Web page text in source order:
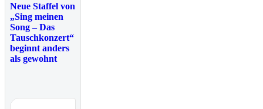
Neue Staffel von
„Sing meinen
Song – Das
Tauschkonzert“
beginnt anders
als gewohnt